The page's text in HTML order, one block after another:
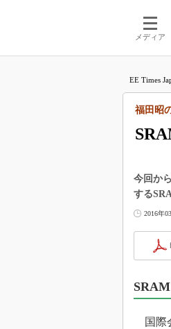
メディア
EE Times
福田昭
今回か
する
2016年
国際